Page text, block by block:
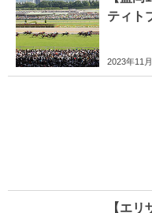
ティト
2023年11
【エ